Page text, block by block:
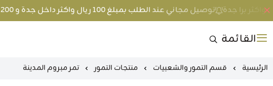
توصيل مجاني عند الطلب بمبلغ 100 ريال واكثر داخل جدة و 200 ريال واكثر برا جدة
القائمة
الرئيسية قسم التمور والشعبيات منتجات التمور تمر مبروم المدينة